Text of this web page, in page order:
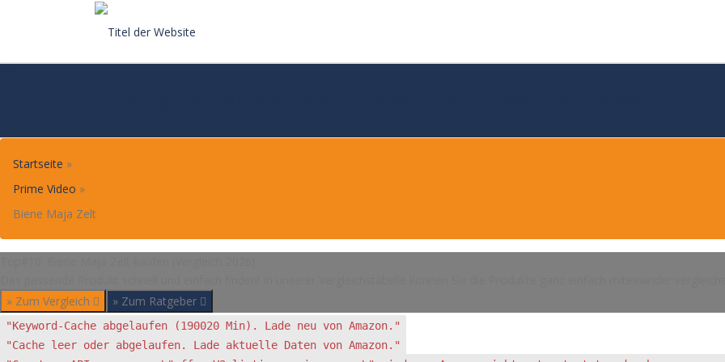
Startseite »
Prime Video »
Biene Maja Zelt
» Zum Vergleich
» Zum Ratgeber
"Keyword-Cache abgelaufen (190020 Min). Lade neu von Amazon."
"Cache leer oder abgelaufen. Lade aktuelle Daten von Amazon."